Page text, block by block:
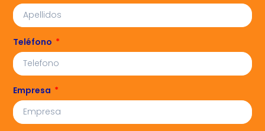
Teléfono
Empresa